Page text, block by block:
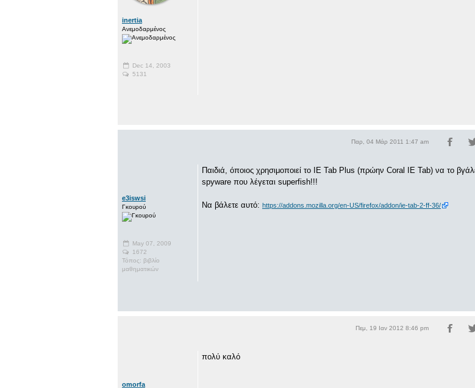
inertia
Ανεμοδαρμένος
Dec 14, 2003
5131
Παρ, 04 Μάρ 2011 1:47 am
e3iswsi
Γκουρού
May 07, 2009
1672
Τόπος: βιβλίο
μαθηματικών
Παιδιά, όποιος χρησιμοποιεί το IE Tab Plus (πρώην Coral IE Tab) να το
spyware που λέγεται superfish!!!
Να βάλετε αυτό: https://addons.mozilla.org/en-US/firefox/addon/ie-tab-2-ff-36/
Πεμ, 19 Ιαν 2012 8:46 pm
omorfa
πολύ καλό